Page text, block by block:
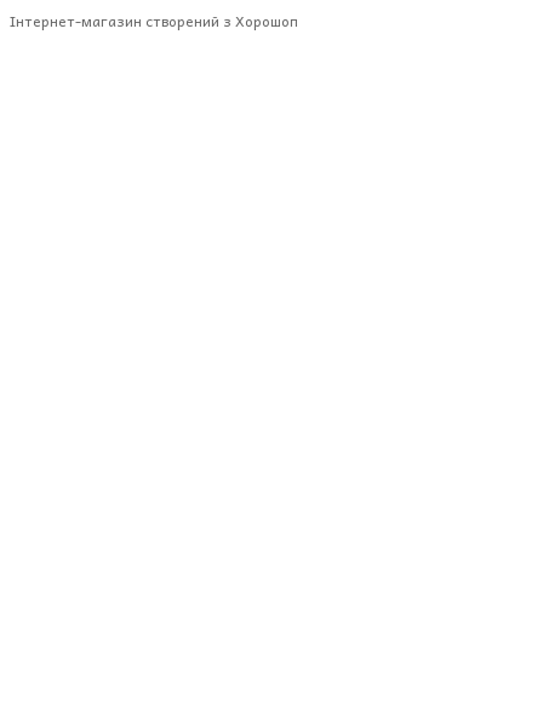
Інтернет-магазин створений з Хорошоп